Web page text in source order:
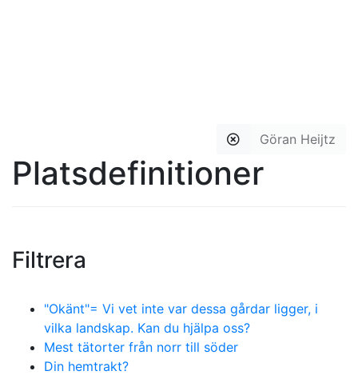
Göran Heijtz
Platsdefinitioner
Filtrera
"Okänt"= Vi vet inte var dessa gårdar ligger, i
vilka landskap. Kan du hjälpa oss?
Mest tätorter från norr till söder
Din hemtrakt?